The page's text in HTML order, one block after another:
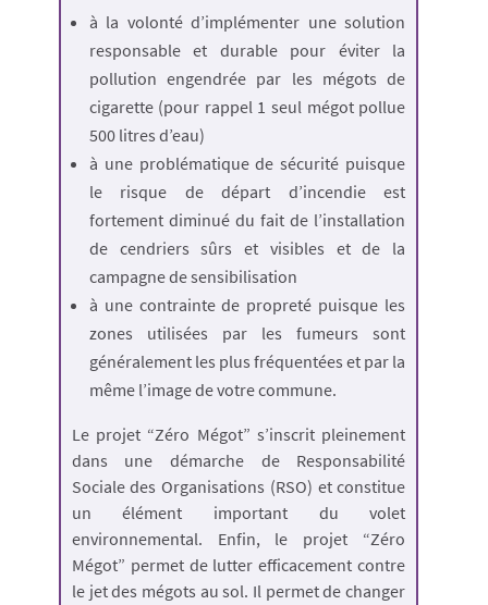
à la volonté d’implémenter une solution
responsable et durable pour éviter la
pollution engendrée par les mégots de
cigarette (pour rappel 1 seul mégot pollue
500 litres d’eau)
à une problématique de sécurité puisque
le risque de départ d’incendie est
fortement diminué du fait de l’installation
de cendriers sûrs et visibles et de la
campagne de sensibilisation
à une contrainte de propreté puisque les
zones utilisées par les fumeurs sont
généralement les plus fréquentées et par la
même l’image de votre commune.
Le projet “Zéro Mégot” s’inscrit pleinement
dans une démarche de Responsabilité
Sociale des Organisations (RSO) et constitue
un élément important du volet
environnemental. Enfin, le projet “Zéro
Mégot” permet de lutter efficacement contre
le jet des mégots au sol. Il permet de changer